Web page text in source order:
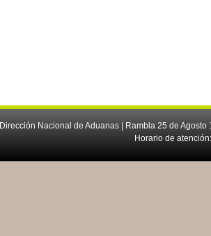
Dirección Nacional de Aduanas | Rambla 25 de
Horario de